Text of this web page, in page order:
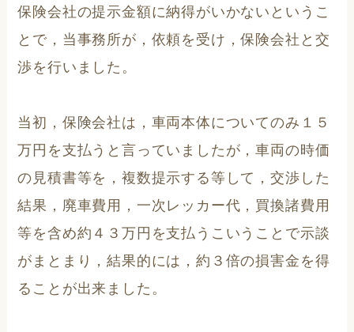
保険会社の提示金額に納得がいかないというこ
とで，当事務所が，依頼を受け，保険会社と交
渉を行いました。
当初，保険会社は，車両本体についてのみ１５
万円を支払うと言っていましたが，車両の時価
の見積書等を，複数提示する等して，交渉した
結果，廃車費用，一次レッカー代，買換諸費用
等を含め約４３万円を支払うこいうことで示談
がまとまり，結果的には，約３倍の損害金を得
ることが出来ました。